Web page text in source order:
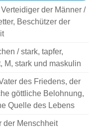
der Männer /
Beschützer der
/ stark, tapfer,
M, stark und maskulin
des Friedens, der
göttliche Belohnung,
Quelle des Lebens
der Menschheit